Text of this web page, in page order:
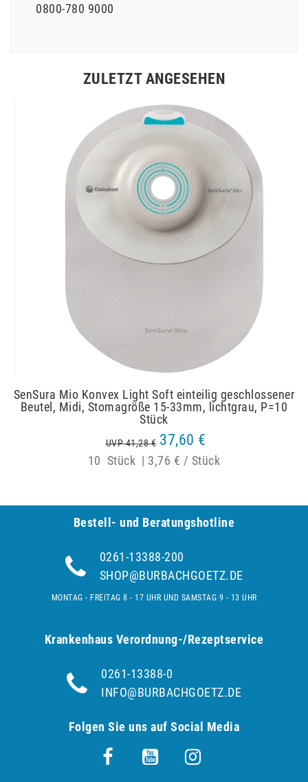
0800-780 9000
ZULETZT ANGESEHEN
SenSura Mio Konvex Light Soft einteilig geschlossener
Beutel, Midi, Stomagröße 15-33mm, lichtgrau, P=10
Stück
UVP 41,28 € 37,60 €
10 Stück | 3,76 € / Stück
Bestell- und Be­ra­tungs­hot­line
0261-13388-200
SHOP@BURBACHGOETZ.DE
MONTAG - FREITAG 8 - 17 UHR UND SAMSTAG 9 - 13 UHR
Krankenhaus Verordnung-/Rezeptservice
0261-13388-0
INFO@BURBACHGOETZ.DE
Folgen Sie uns auf Social Media